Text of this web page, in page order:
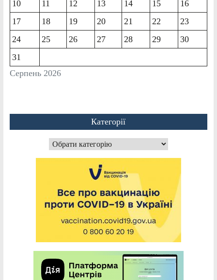
Серпень 2026
10
11 12 13 14 15
16
17
18 19 20 21 22
23
24
25 26 27 28 29
30
31
Категорії
Категорії